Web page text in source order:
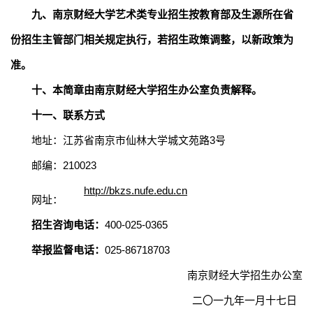
九、南京财经大学艺术类专业招生按教育部及生源所在省
份招生主管部门相关规定执行，若招生政策调整，以新政策为
准。
十、本简章由南京财经大学招生办公室负责解释。
十一、联系方式
地址：江苏省南京市仙林大学城文苑路3号
邮编： 210023
网址：
http://bkzs.nufe.edu.cn
招生咨询电话： 400-025-0365
举报监督电话： 025-86718703
南京财经大学招生办公室
二〇一九年一月十七日